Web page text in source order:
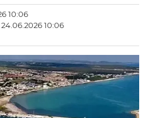
10:06
10:06